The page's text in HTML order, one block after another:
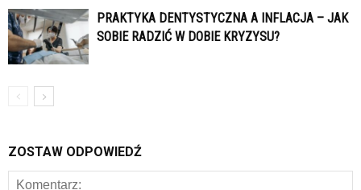
PRAKTYKA DENTYSTYCZNA A INFLACJA – JAK
SOBIE RADZIĆ W DOBIE KRYZYSU?
ZOSTAW ODPOWIEDŹ